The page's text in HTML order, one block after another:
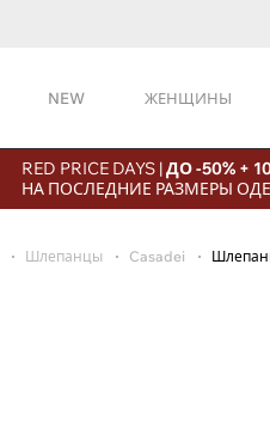
NEW ЖЕНЩИНЫ
RED PRICE DAYS |ДО -50% +
НА ПОСЛЕДНИЕ РАЗМЕРЫ
Шлепанцы Casadei